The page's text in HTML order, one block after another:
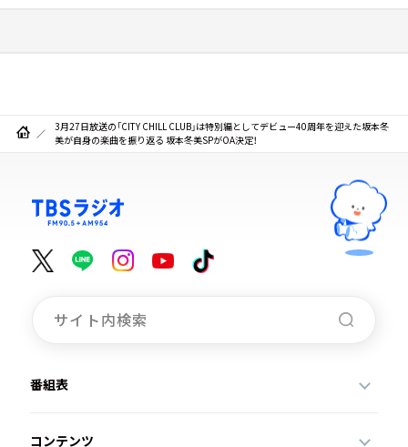
3月27日放送の「CITY CHILL CLUB」は特別編としてデビュー40周年を迎えた坂本冬
美が自身の楽曲を振り返る 坂本冬美SPがOA決定！
番組表
コンテンツ